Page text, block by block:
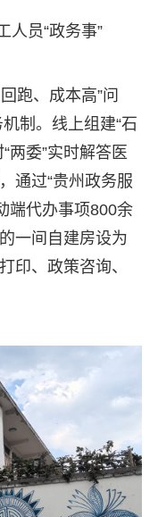
人员“政务事”
跑、成本高”问
制。线上组建“石
两委”实时解答医
通过“贵州政务服
端代办事项800余
一间自建房设为
印、政策咨询、